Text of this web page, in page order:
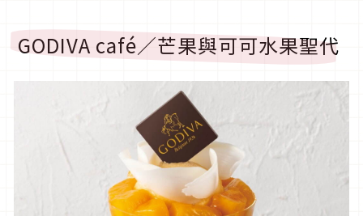
GODIVA café／芒果與可可水果聖代